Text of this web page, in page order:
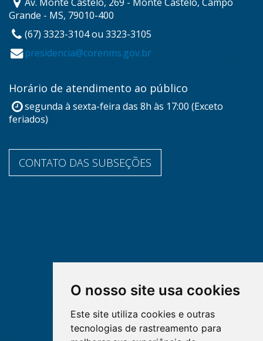
O nosso site usa cookies
Este site utiliza cookies e outras
tecnologias de rastreamento para
Grande - MS, 79010-400
(67) 3323-3104 ou 3323-3105
presidencia@corenms.gov.br
Horário de atendimento ao público
segunda à sexta-feira das 8h às 17:00 (Exceto
feriados)
CONTATO DAS SUBSEÇÕES